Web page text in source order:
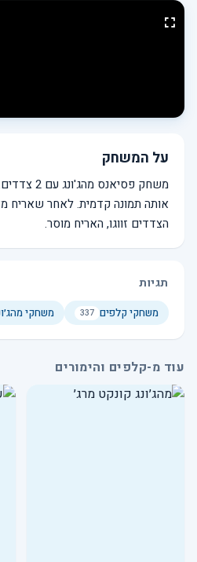
על המשחק
משחק
אותה תמונה קדמית. לאחר שאריח
הצדדים זווגו, האריח מוסר.
תגיות
משחקי קלפים 337 משחקי
עוד מ-קלפים והימורים